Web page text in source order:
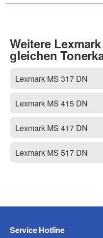
Weitere
gleichen
Lexmark MS 317 DN
Lexmark MS 415 DN
Lexmark MS 417 DN
Lexmark MS 517 DN
Service Hotline